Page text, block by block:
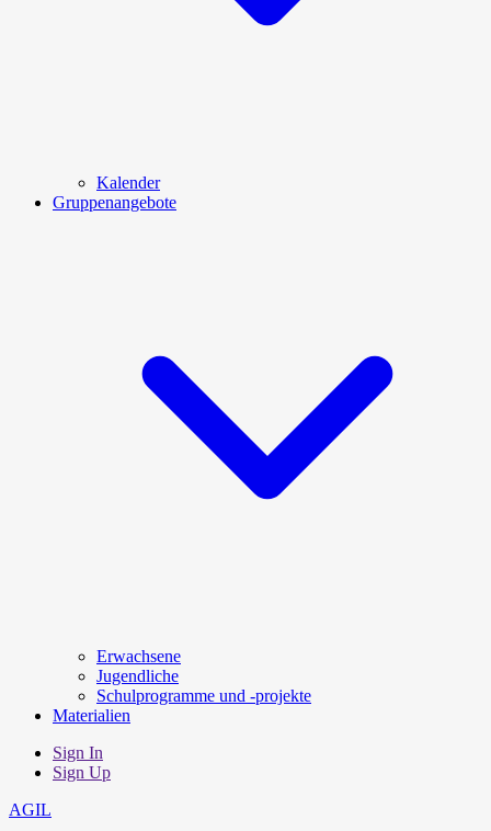
Kalender
Gruppenangebote
Erwachsene
Jugendliche
Schulprogramme und -projekte
Materialien
Sign In
Sign Up
AGIL